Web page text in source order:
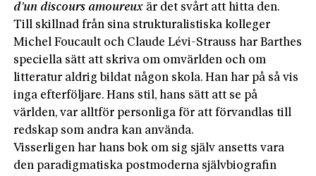
d’un discours amoureux är det svårt att hitta den.
Till skillnad från sina strukturalistiska kolleger
Michel Foucault och Claude Lévi-Strauss har Barthes
speciella sätt att skriva om omvärlden och om
litteratur aldrig bildat någon skola. Han har på så vis
inga efterföljare. Hans stil, hans sätt att se på
världen, var alltför personliga för att förvandlas till
redskap som andra kan använda.
Visserligen har hans bok om sig själv ansetts vara
den paradigmatiska postmoderna självbiografin